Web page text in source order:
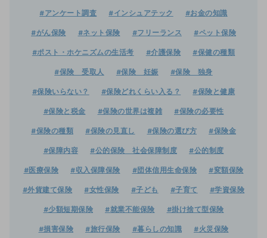
#アンケート調査 #インシュアテック #お金の知識
#がん保険 #ネット保険 #フリーランス #ペット保険
#ポスト・ホケニズムの生活考 #介護保険 #保健の種類
#保険 受取人 #保険 妊娠 #保険 独身
#保険いらない？ #保険どれくらい入る？ #保険と健康
#保険と税金 #保険の世界は複雑 #保険の必要性
#保険の種類 #保険の見直し #保険の選び方 #保険金
#保障内容 #公的保険 社会保障制度 #公的制度
#医療保険 #収入保障保険 #団体信用生命保険 #変額保険
#外貨建て保険 #女性保険 #子ども #子育て #学資保険
#少額短期保険 #就業不能保険 #掛け捨て型保険
#損害保険 #旅行保険 #暮らしの知識 #火災保険